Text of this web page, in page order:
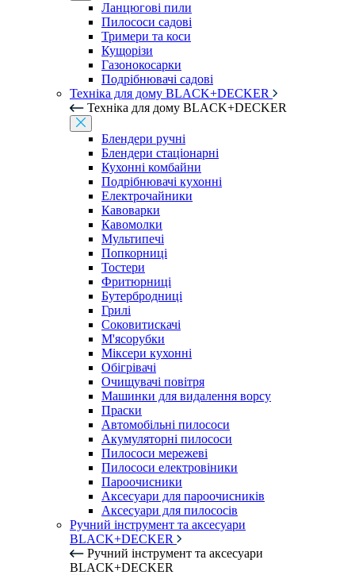
Ланцюгові пили
Пилососи садові
Тримери та коси
Кущорізи
Газонокосарки
Подрібнювачі садові
Техніка для дому BLACK+DECKER
Техніка для дому BLACK+DECKER
Блендери ручні
Блендери стаціонарні
Кухонні комбайни
Подрібнювачі кухонні
Електрочайники
Кавоварки
Кавомолки
Мультипечі
Попкорниці
Тостери
Фритюрниці
Бутербродниці
Грилі
Соковитискачі
М'ясорубки
Міксери кухонні
Обігрівачі
Очищувачі повітря
Машинки для видалення ворсу
Праски
Автомобільні пилососи
Акумуляторні пилососи
Пилососи мережеві
Пилососи електровіники
Пароочисники
Аксесуари для пароочисників
Аксесуари для пилососів
Ручний інструмент та аксесуари
BLACK+DECKER
Ручний інструмент та аксесуари
BLACK+DECKER